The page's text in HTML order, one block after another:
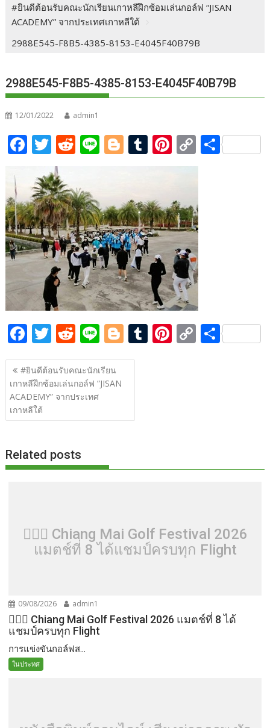
#ยินดีต้อนรับคณะนักเรียนเกาหลีฝึกซ้อมเล่นกอล์ฟ “JISAN
ACADEMY” จากประเทศเกาหลีใต้
2988E545-F8B5-4385-8153-E4045F40B79B
2988E545-F8B5-4385-8153-E4045F40B79B
12/01/2022 admin1
F
e
b
o
o
k
T
w
itt
er
R
d
di
t
Li Bl
g
er
T
bl
r
Pi
nt
e
st
C
o
y
Li
n
k
S
F
ac
e
b
o
o
k
T
w
itt
er
R
e
d
di
Li
n
e
Bl
o
T Pi C S
แนะแนว
เรื่อง
#ยินดีต้อนรับคณะนักเรียน
เกาหลีฝึกซ้อมเล่นกอล์ฟ “JISAN
ACADEMY” จากประเทศ
เกาหลีใต้
Related posts
🏌️‍♂️⛳ Chiang Mai Golf Festival 2026
แมตช์ที่ 8 ได้แชมป์ครบทุก Flight
09/08/2026 admin1
🏌️‍♂️⛳ Chiang Mai Golf Festival 2026 แมตช์ที่ 8 ได้
แชมป์ครบทุก Flight
การแข่งขันกอล์ฟส...
ในประทศ